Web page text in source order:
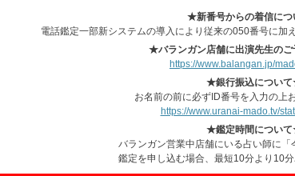
★新番号からの着信に
電話鑑定一部新システムの導入により従来の050番号に加
★バランガン店舗に出演先生の
https://www.balangan.jp/
★銀行振込につい
お名前の前に必ずID番号を入力の上
https://www.uranai-mado.tv/
★鑑定時間につい
バランガン営業中店舗にいる占い師に「
鑑定を申し込む場合、最短10分より10分